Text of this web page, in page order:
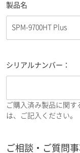
製品名
シリアルナンバー：
ご購入済み製品に関
は、ご記入ください。
ご相談・ご質問